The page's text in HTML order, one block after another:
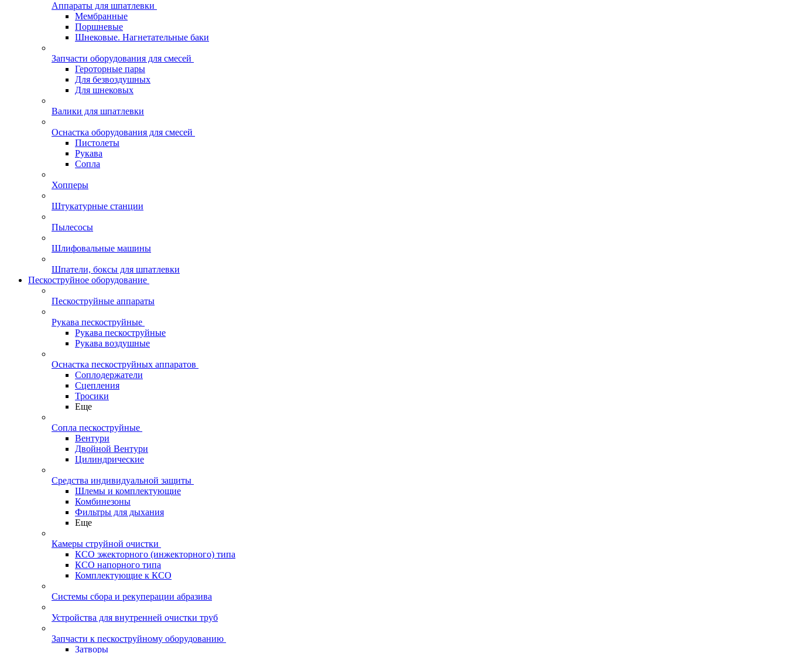
Аппараты для шпатлевки
Мембранные
Поршневые
Шнековые. Нагнетательные баки
Запчасти оборудования для смесей
Героторные пары
Для безвоздушных
Для шнековых
Валики для шпатлевки
Оснастка оборудования для смесей
Пистолеты
Рукава
Сопла
Хопперы
Штукатурные станции
Пылесосы
Шлифовальные машины
Шпатели, боксы для шпатлевки
Пескоструйное оборудование
Пескоструйные аппараты
Рукава пескоструйные
Рукава пескоструйные
Рукава воздушные
Оснастка пескоструйных аппаратов
Соплодержатели
Сцепления
Тросики
Еще
Сопла пескоструйные
Вентури
Двойной Вентури
Цилиндрические
Средства индивидуальной защиты
Шлемы и комплектующие
Комбинезоны
Фильтры для дыхания
Еще
Камеры струйной очистки
КСО эжекторного (инжекторного) типа
КСО напорного типа
Комплектующие к КСО
Системы сбора и рекуперации абразива
Устройства для внутренней очистки труб
Запчасти к пескоструйному оборудованию
Затворы